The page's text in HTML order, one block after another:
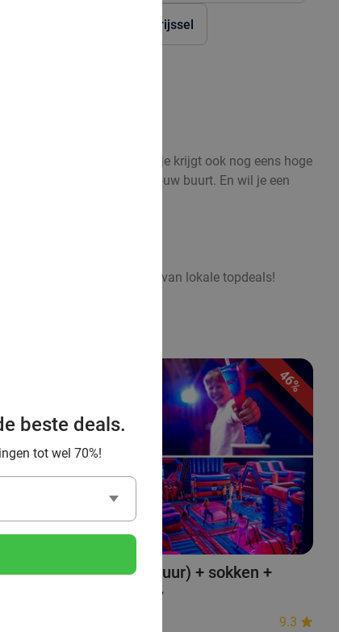
beste deals.
tot wel 70%!
Uitjes in Overijssel
alleen een divers aanbod; je krijgt ook nog eens hoge
of ontdek uitjes in jouw buurt. En wil je een
eigen omgeving en geniet van lokale topdeals!
46%
Bounce Valley (2 uur) + sokken +
slush puppy
9.3